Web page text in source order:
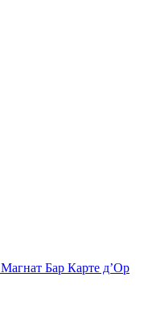
Магнат Бар Карте д’Ор